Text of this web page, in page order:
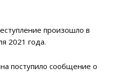
произошло в
2021 года.
поступило сообщение о